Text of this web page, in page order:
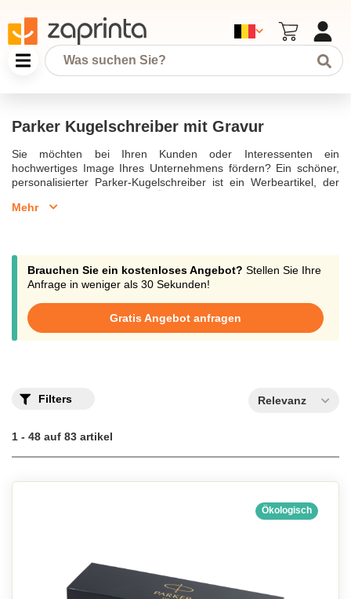
Parker Kugelschreiber mit Gravur
Sie möchten bei Ihren Kunden oder Interessenten ein
hochwertiges Image Ihres Unternehmens fördern? Ein schöner,
personalisierter Parker-Kugelschreiber ist ein Werbeartikel, der
Werbegeschenk zum Minipreis, das Ihre Kunden und Partner
Kugelschreibern für Ihre Werbegeschenke. Der personalisierte
Kugelschreiber gehört zu den Top 5 der beliebtesten
Werbegeschenke in der Berufswelt. Geben Sie Ihre Bestellungen
innerhalb von 10 Tagen.Verschenken Sie einen Parker-
Kugelschreiber mit Gravur an Ihre besten Kunden. Entdecken Sie
die Modelle Parker Jotter und Urban.
Mehr
Brauchen Sie ein kostenloses Angebot? Stellen Sie Ihre
Anfrage in weniger als 30 Sekunden!
Gratis Angebot anfragen
Filters Relevanz
1 - 48 auf 83 artikel
Ökologisch